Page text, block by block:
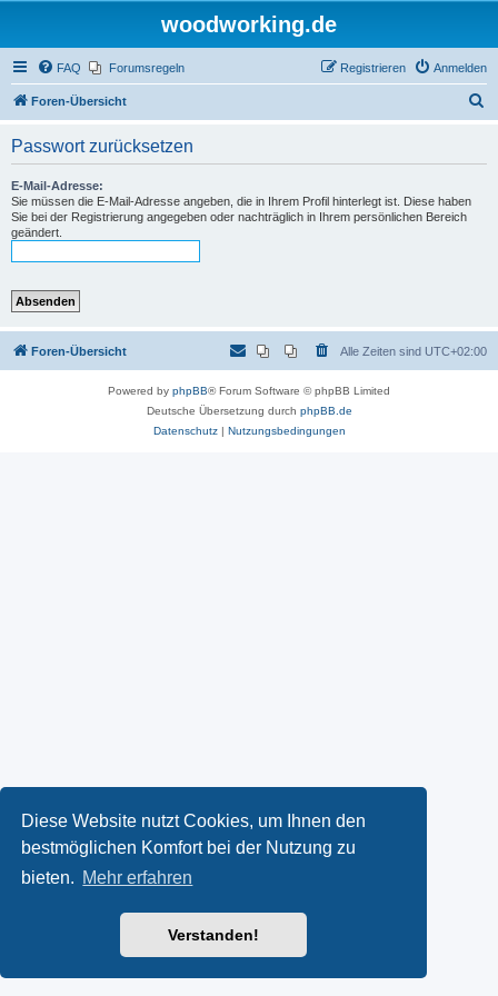
Diese Website nutzt Cookies, um Ihnen den
bestmöglichen Komfort bei der Nutzung zu
bieten. Mehr erfahren
Verstanden!
woodworking.de
FAQ Forumsregeln Anmelden
Registrieren
Foren-Übersicht
Passwort zurücksetzen
E-Mail-Adresse:
Sie müssen die E-Mail-Adresse angeben, die in Ihrem Profil hinterlegt ist. Diese haben
Sie bei der Registrierung angegeben oder nachträglich in Ihrem persönlichen Bereich
geändert.
Foren-Übersicht Alle Zeiten sind UTC+02:00
Powered by phpBB® Forum Software © phpBB Limited
Deutsche Übersetzung durch phpBB.de
Datenschutz| Nutzungsbedingungen